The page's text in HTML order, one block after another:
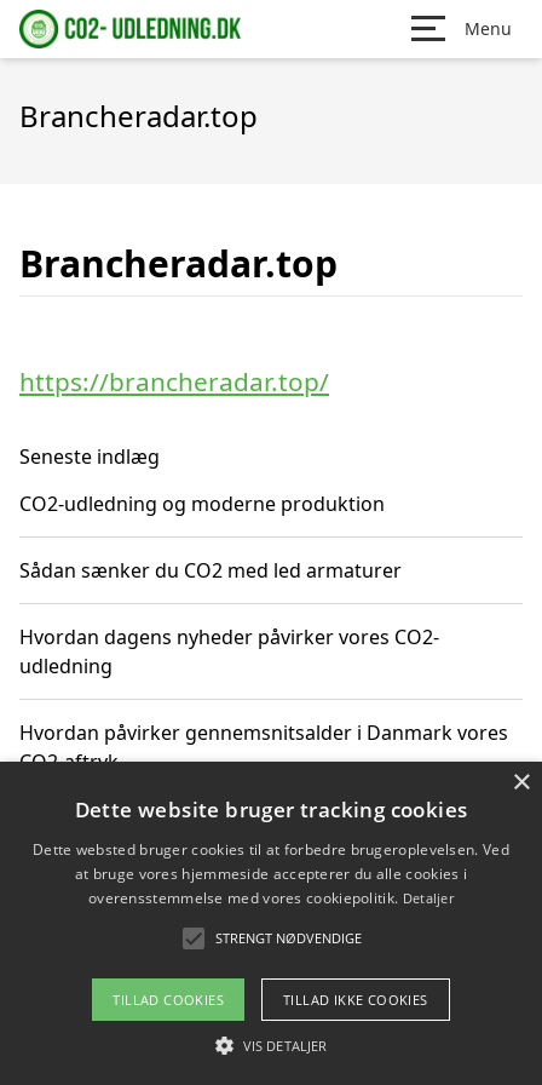
Menu
Brancheradar.top
Brancheradar.top
https://brancheradar.top/
Seneste indlæg
CO2-udledning og moderne produktion
Sådan sænker du CO2 med led armaturer
Hvordan dagens nyheder påvirker vores CO2-
udledning
Hvordan påvirker gennemsnitsalder i Danmark vores
CO2-aftryk
Hvordan nyheder om CO2-udledning påvirker vores
hverdag
Om / kontakt
Blog Betingelser
×
Dette website bruger tracking cookies
Dette websted bruger cookies til at forbedre brugeroplevelsen. Ved
at bruge vores hjemmeside accepterer du alle cookies i
overensstemmelse med vores cookiepolitik. Detaljer
STRENGT NØDVENDIGE
TILLAD COOKIES TILLAD IKKE COOKIES
VIS DETALJER